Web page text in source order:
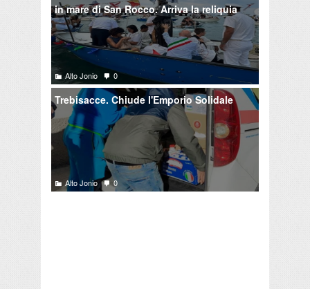
in mare di San Rocco. Arriva la reliquia
Alto Jonio 0
Trebisacce. Chiude l'Emporio Solidale
Alto Jonio 0